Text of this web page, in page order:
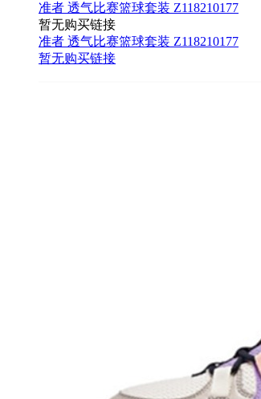
准者 透气比赛篮球套装 Z118210177
暂无购买链接
准者 透气比赛篮球套装 Z118210177
暂无购买链接